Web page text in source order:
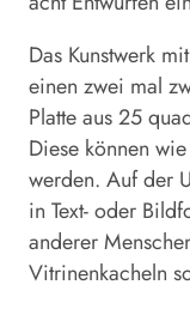
Das Kunstwerk
einen zwei mal
Platte aus 25
Diese können
werden. Auf der
in Text- oder
anderer
Vitrinenkacheln